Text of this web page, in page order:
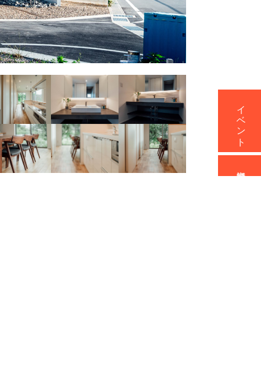
イベント